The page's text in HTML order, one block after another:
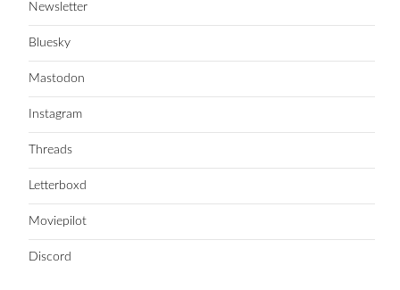
Newsletter
Bluesky
Mastodon
Instagram
Threads
Letterboxd
Moviepilot
Discord